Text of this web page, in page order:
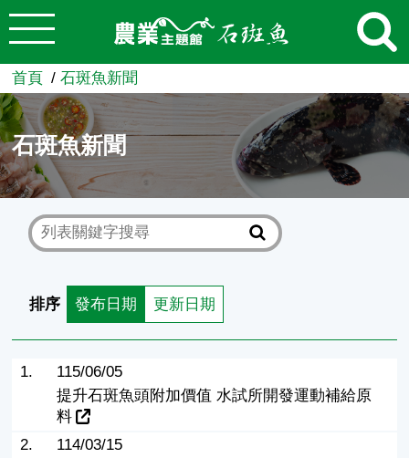
跳到主要內容
農業知識入口網
首頁 石斑魚新聞
石斑魚新聞
排序 發布日期 更新日期
1.
115/06/05
提升石斑魚頭附加價值 水試所開發運動補給原
料
2.
114/03/15